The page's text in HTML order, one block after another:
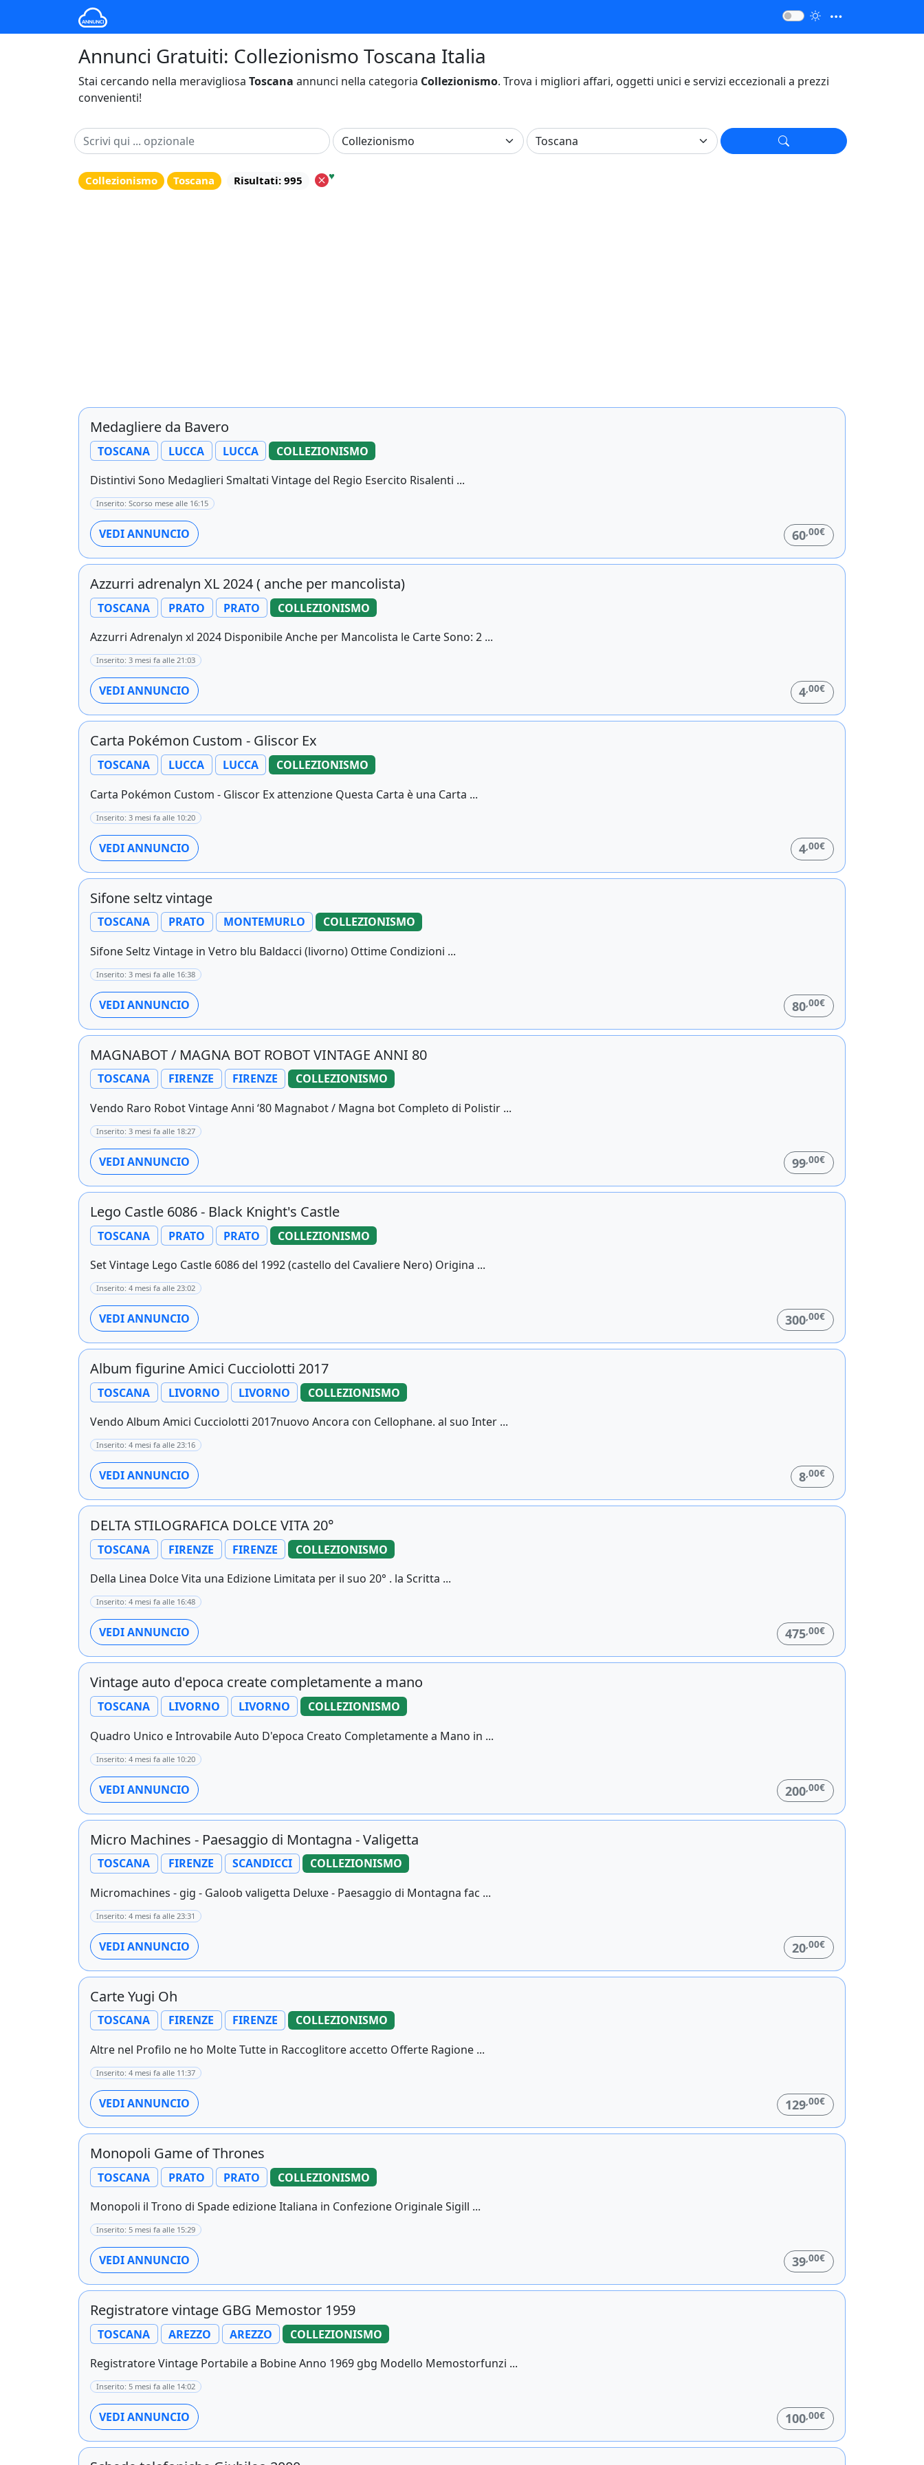
Annunci Gratuiti: Collezionismo Toscana Italia
Stai cercando nella meravigliosa Toscana annunci nella categoria Collezionismo. Trova i migliori affari, oggetti unici e servizi eccezionali a prezzi
convenienti!
Collezionismo Toscana Risultati: 995 ♥
Medagliere da Bavero
TOSCANA LUCCA LUCCA
COLLEZIONISMO
Distintivi Sono Medaglieri Smaltati Vintage del Regio Esercito Risalenti ...
Inserito: Scorso mese alle 16:15
VEDI ANNUNCIO 60,00€
Azzurri adrenalyn XL 2024 ( anche per mancolista)
TOSCANA PRATO PRATO
COLLEZIONISMO
Azzurri Adrenalyn xl 2024 Disponibile Anche per Mancolista le Carte Sono: 2 ...
Inserito: 3 mesi fa alle 21:03
VEDI ANNUNCIO 4,00€
Carta Pokémon Custom - Gliscor Ex
TOSCANA LUCCA LUCCA
COLLEZIONISMO
Carta Pokémon Custom - Gliscor Ex attenzione Questa Carta è una Carta ...
Inserito: 3 mesi fa alle 10:20
VEDI ANNUNCIO 4,00€
Sifone seltz vintage
TOSCANA PRATO MONTEMURLO
COLLEZIONISMO
Sifone Seltz Vintage in Vetro blu Baldacci (livorno) Ottime Condizioni ...
Inserito: 3 mesi fa alle 16:38
VEDI ANNUNCIO 80,00€
MAGNABOT / MAGNA BOT ROBOT VINTAGE ANNI 80
TOSCANA FIRENZE FIRENZE
COLLEZIONISMO
Vendo Raro Robot Vintage Anni ‘80 Magnabot / Magna bot Completo di Polistir ...
Inserito: 3 mesi fa alle 18:27
VEDI ANNUNCIO 99,00€
Lego Castle 6086 - Black Knight's Castle
TOSCANA PRATO PRATO
COLLEZIONISMO
Set Vintage Lego Castle 6086 del 1992 (castello del Cavaliere Nero) Origina ...
Inserito: 4 mesi fa alle 23:02
VEDI ANNUNCIO 300,00€
Album figurine Amici Cucciolotti 2017
TOSCANA LIVORNO LIVORNO
COLLEZIONISMO
Vendo Album Amici Cucciolotti 2017nuovo Ancora con Cellophane. al suo Inter ...
Inserito: 4 mesi fa alle 23:16
VEDI ANNUNCIO 8,00€
DELTA STILOGRAFICA DOLCE VITA 20°
TOSCANA FIRENZE FIRENZE
COLLEZIONISMO
Della Linea Dolce Vita una Edizione Limitata per il suo 20° . la Scritta ...
Inserito: 4 mesi fa alle 16:48
VEDI ANNUNCIO 475 ,00€
Vintage auto d'epoca create completamente a mano
TOSCANA LIVORNO LIVORNO
COLLEZIONISMO
Quadro Unico e Introvabile Auto D'epoca Creato Completamente a Mano in ...
Inserito: 4 mesi fa alle 10:20
VEDI ANNUNCIO 200,00€
Micro Machines - Paesaggio di Montagna - Valigetta
TOSCANA FIRENZE SCANDICCI
COLLEZIONISMO
Micromachines - gig - Galoob valigetta Deluxe - Paesaggio di Montagna fac ...
Inserito: 4 mesi fa alle 23:31
VEDI ANNUNCIO 20,00€
Carte Yugi Oh
TOSCANA FIRENZE FIRENZE
COLLEZIONISMO
Altre nel Profilo ne ho Molte Tutte in Raccoglitore accetto Offerte Ragione ...
Inserito: 4 mesi fa alle 11:37
VEDI ANNUNCIO 129,00€
Monopoli Game of Thrones
TOSCANA PRATO PRATO
COLLEZIONISMO
Monopoli il Trono di Spade edizione Italiana in Confezione Originale Sigill ...
Inserito: 5 mesi fa alle 15:29
VEDI ANNUNCIO 39,00€
Registratore vintage GBG Memostor 1959
TOSCANA AREZZO AREZZO
COLLEZIONISMO
Registratore Vintage Portabile a Bobine Anno 1969 gbg Modello Memostorfunzi ...
Inserito: 5 mesi fa alle 14:02
VEDI ANNUNCIO 100 ,00€